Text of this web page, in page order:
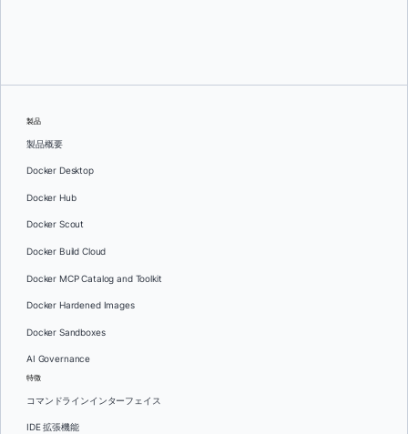
製品
製品概要
Docker Desktop
Docker Hub
Docker Scout
Docker Build Cloud
Docker MCP Catalog and Toolkit
Docker Hardened Images
Docker Sandboxes
AI Governance
特徴
コマンドラインインターフェイス
IDE 拡張機能